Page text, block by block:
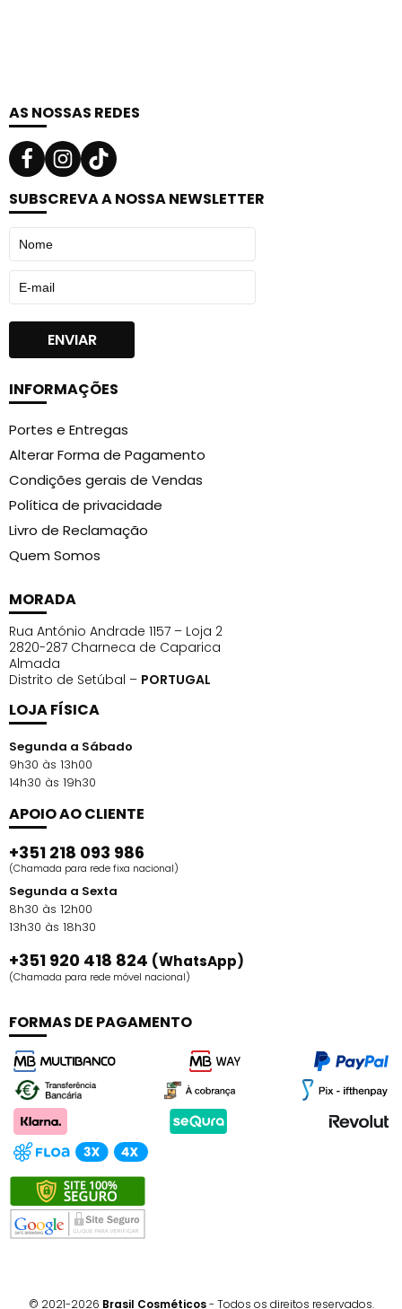
AS NOSSAS REDES
SUBSCREVA A NOSSA NEWSLETTER
INFORMAÇÕES
Portes e Entregas
Alterar Forma de Pagamento
Condições gerais de Vendas
Política de privacidade
Livro de Reclamação
Quem Somos
MORADA
Rua António Andrade 1157 – Loja 2
2820-287 Charneca de Caparica
Almada
Distrito de Setúbal – PORTUGAL
LOJA FÍSICA
Segunda a Sábado
9h30 às 13h00
14h30 às 19h30
APOIO AO CLIENTE
+351 218 093 986
(Chamada para rede fixa nacional)
Segunda a Sexta
8h30 às 12h00
13h30 às 18h30
+351 920 418 824 (WhatsApp)
(Chamada para rede móvel nacional)
FORMAS DE PAGAMENTO
© 2021-2026 Brasil Cosméticos- Todos os direitos reservados.